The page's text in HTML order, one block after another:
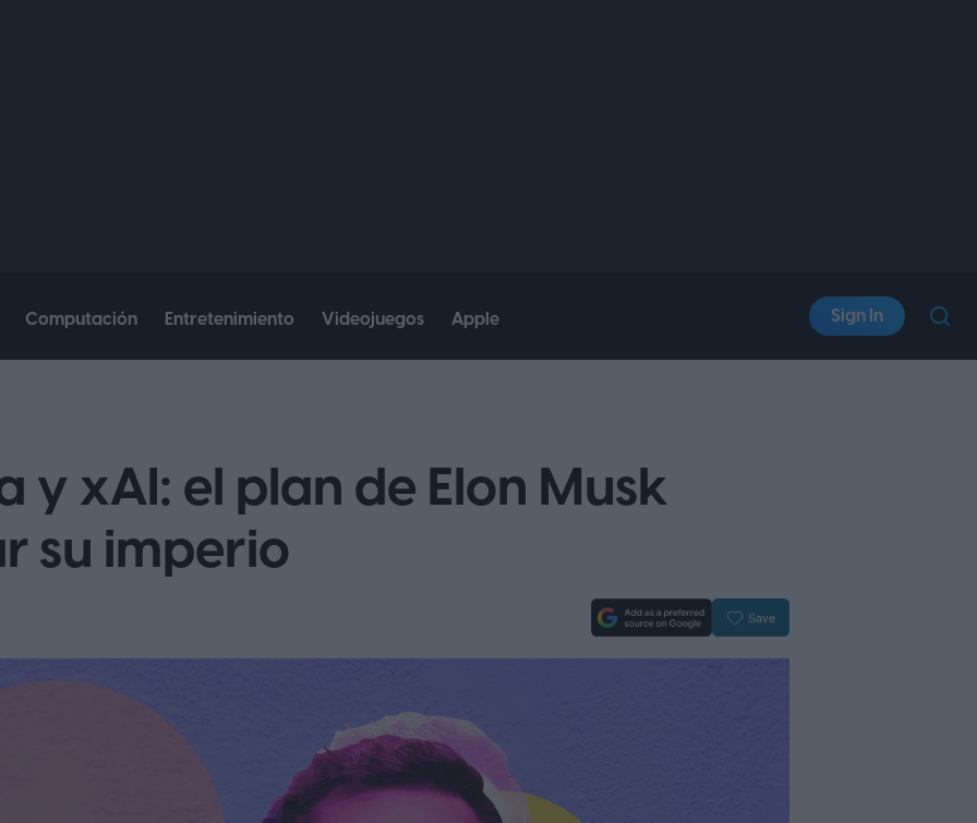
Computación Entretenimiento Videojuegos Apple Sign In
y xAI: el plan de Elon Musk
su imperio
Save